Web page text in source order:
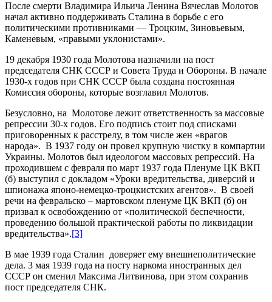
После смерти Владимира Ильича Ленина Вячеслав Молотов
начал активно поддерживать Сталина в борьбе с его
политическими противниками — Троцким, Зиновьевым,
Каменевым, «правыми уклонистами».
19 декабря 1930 года Молотова назначили на пост
председателя СНК СССР и Совета Труда и Обороны. В начале
1930-х годов при СНК СССР была создана постоянная
Комиссия обороны, которые возглавил Молотов.
Безусловно, на Молотове лежит ответственность за массовые
репрессии 30-х годов. Его подпись стоит под списками
приговоренных к расстрелу, в том числе жен «врагов
народа». В 1937 году он провел крупную чистку в компартии
Украины. Молотов был идеологом массовых репрессий. На
проходившем с февраля по март 1937 года Пленуме ЦК ВКП
(б) выступил с докладом «Уроки вредительства, диверсий и
шпионажа японо-немецко-троцкистских агентов». В своей
речи на февральско – мартовском пленуме ЦК ВКП (б) он
призвал к освобождению от «политической беспечности,
проведению большой практической работы по ликвидации
вредительства».[3]
В мае 1939 года Сталин доверяет ему внешнеполитические
дела. 3 мая 1939 года на посту наркома иностранных дел
СССР он сменил Максима Литвинова, при этом сохранив
пост председателя СНК.